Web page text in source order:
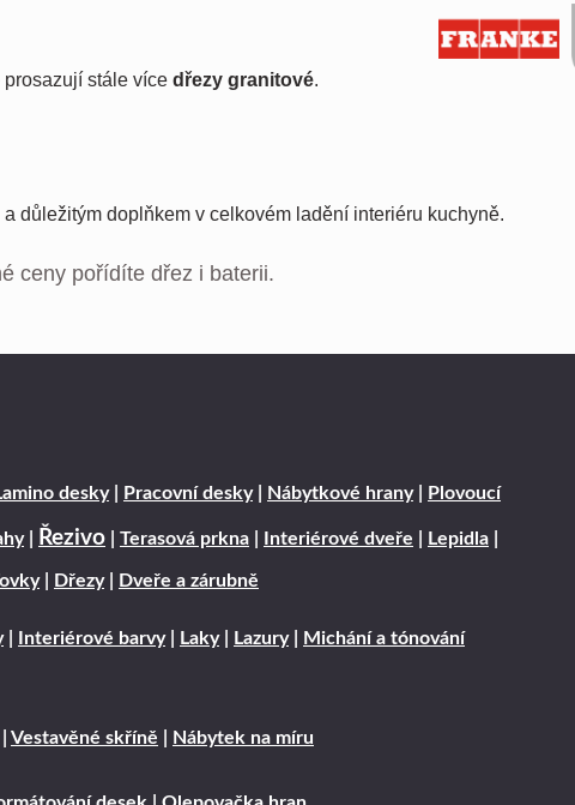
stále více d řezy granitové.
důležitým doplňkem v celkovém ladění interiéru kuchyně.
ceny pořídíte dřez i baterii.
desky| Pracovní desky| Nábytkové hrany| Plovoucí
| Řezivo Terasová prkna Interiérové dveře Lepidla
| Dřezy| Dveře a zárubně
| Interiérové barvy| Laky| Lazury|
Michání a tónování
Vestavěné skříně Nábytek na míru